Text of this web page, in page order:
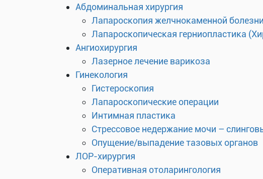
Абдоминальная хирургия
Лапароскопия желчнокаменной болезни
Лапароскопическая герниопластика
Ангиохирургия
Лазерное лечение варикоза
Гинекология
Гистероскопия
Лапароскопические операции
Интимная пластика
Стрессовое недержание мочи –
Опущение/выпадение тазовых органов
ЛОР-хирургия
Оперативная отоларингология